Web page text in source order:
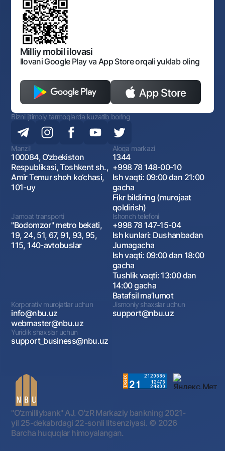
Sayt haritasi
O‘zbekiston Tasviriy san’at galereyasi
Normativ huquqiy hujjatlar
O'zbekiston Respublikasi Tashqi Iqtisodiy Faoliyat Milliy
Bankining ish tartibi va rejimi
Ochiq ma'lumotlar
Monopoliyaga qarshi komplaens
Milliy mobil ilovasi
Ilovani Google Play va App Store orqali yuklab oling
Bizni ijtimoiy tarmoqlarda kuzatib boring
Manzil
100084, O‘zbekiston
Respublikasi, Toshkent sh.,
Amir Temur shoh ko‘chasi,
101-uy
Aloqa markazi
1344
+998 78 148-00-10
Ish vaqti: 09:00 dan 21:00
gacha
Fikr bildiring (murojaat
qoldirish)
Jamoat transporti
"Bodomzor" metro bekati,
19, 24, 51, 67, 91, 93, 95,
115, 140-avtobuslar
Ishonch telefoni
+998 78 147-15-04
Ish kunlari: Dushanbadan
Jumagacha
Ish vaqti: 09:00 dan 18:00
gacha
Tushlik vaqti: 13:00 dan
14:00 gacha
Batafsil maʼlumot
Korporativ murojatlar uchun
info@nbu.uz
webmaster@nbu.uz
Jismoniy shaxslar uchun
support@nbu.uz
Yuridik shaxslar uchun
support_business@nbu.uz
"O'zmilliybank" AJ. OʻzR Markaziy bankning 2021-
yil 25-dekabrdagi 22-sonli litsenziyasi. © 2026
Barcha huquqlar himoyalangan.